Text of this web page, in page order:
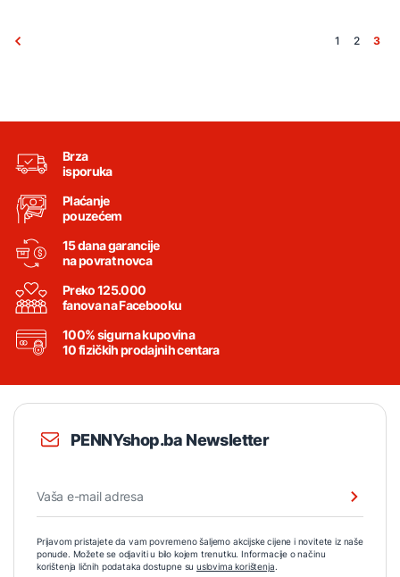
1 2 3
Brza
isporuka
Plaćanje
pouzećem
15 dana garancije
na povrat novca
Preko 125.000
fanova na Facebooku
100% sigurna kupovina
10 fizičkih prodajnih centara
PENNYshop.ba Newsletter
Prijavom pristajete da vam povremeno šaljemo akcijske cijene i novitete iz naše
ponude. Možete se odjaviti u bilo kojem trenutku. Informacije o načinu
korištenja ličnih podataka dostupne su uslovima korištenja.